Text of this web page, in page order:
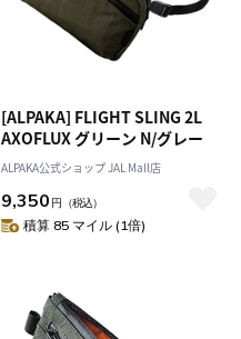
[ALPAKA] FLIGHT SLING 2L
AXOFLUX グリーン N/グレー
ALPAKA公式ショップ JAL Mall店
9,350 円 （税込）
積算 85 マイル (1倍)